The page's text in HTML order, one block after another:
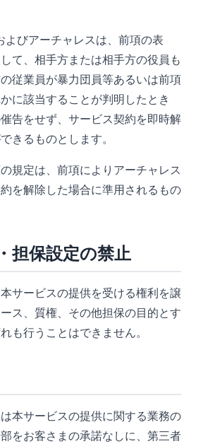
よびアーチャレスは、前項の表
て、相手方または相手方の役員も
従業員が暴力団員等あるいは前項
に該当することが判明したとき
告をせず、サービス契約を即時解
きるものとします。
規定は、前項によりアーチャレス
を解除した場合に準用されるもの
担保設定の禁止
サービスの提供を受ける権利を譲
ス、質権、その他担保の目的とす
も行うことはできません。
本サービスの提供に関する業務の
をお客さまの承諾なしに、第三者